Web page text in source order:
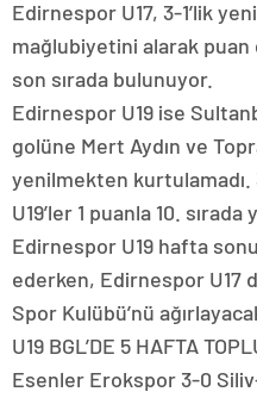
Edirnespor U17, 3-1’lik
mağlubiyetini alarak puan
son sırada bulunuyor.
Edirnespor U19 ise
golüne Mert Aydın ve
yenilmekten kurtulamadı.
U19’ler 1 puanla 10. sırada
Edirnespor U19 hafta
ederken, Edirnespor U17
Spor Kulübü’nü
U19 BGL’DE 5 HAFTA
Esenler Erokspor 3-0